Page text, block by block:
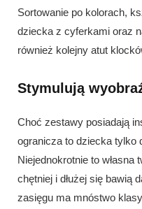
Sortowanie po kolorach,
dziecka z cyferkami oraz
również kolejny atut
Stymulują
Choć zestawy posiadają
ogranicza to dziecka tylko
Niejednokrotnie to
chętniej i dłużej się bawią
zasięgu ma mnóstwo